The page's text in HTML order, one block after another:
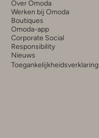
Over Omoda
Werken bij Omoda
Boutiques
Omoda-app
Corporate Social
Responsibility
Nieuws
Toegankelijkheidsverklaring